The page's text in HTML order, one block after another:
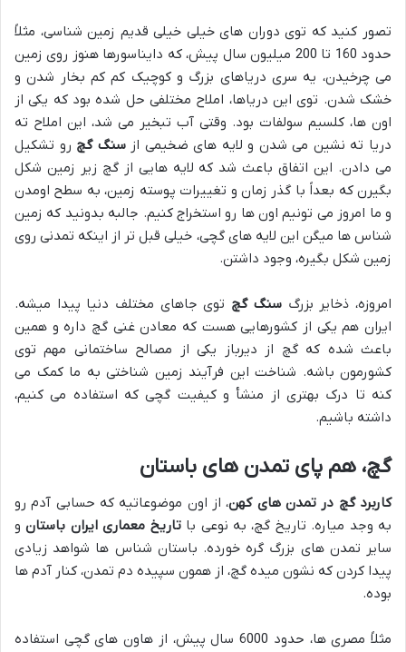
تصور کنید که توی دوران های خیلی خیلی قدیم زمین شناسی، مثلاً
حدود 160 تا 200 میلیون سال پیش، که دایناسورها هنوز روی زمین
می چرخیدن، یه سری دریاهای بزرگ و کوچیک کم کم بخار شدن و
خشک شدن. توی این دریاها، املاح مختلفی حل شده بود که یکی از
اون ها، کلسیم سولفات بود. وقتی آب تبخیر می شد، این املاح ته
دریا ته نشین می شدن و لایه های ضخیمی ازسنگ گچ رو تشکیل
می دادن. این اتفاق باعث شد که لایه هایی از گچ زیر زمین شکل
بگیرن که بعداً با گذر زمان و تغییرات پوسته زمین، به سطح اومدن
و ما امروز می تونیم اون ها رو استخراج کنیم. جالبه بدونید که زمین
شناس ها میگن این لایه های گچی، خیلی قبل تر از اینکه تمدنی روی
زمین شکل بگیره، وجود داشتن.
امروزه، ذخایر بزرگسنگ گچ توی جاهای مختلف دنیا پیدا میشه.
ایران هم یکی از کشورهایی هست که معادن غنی گچ داره و همین
باعث شده که گچ از دیرباز یکی از مصالح ساختمانی مهم توی
کشورمون باشه. شناخت این فرآیند زمین شناختی به ما کمک می
کنه تا درک بهتری از منشأ و کیفیت گچی که استفاده می کنیم،
داشته باشیم.
گچ، هم پای تمدن های باستان
کاربرد گچ در تمدن های کهن، از اون موضوعاتیه که حسابی آدم رو
به وجد میاره. تاریخ گچ، به نوعی باتاریخ معماری ایران باستانو
سایر تمدن های بزرگ گره خورده. باستان شناس ها شواهد زیادی
پیدا کردن که نشون میده گچ، از همون سپیده دم تمدن، کنار آدم ها
بوده.
مثلاً مصری ها، حدود 6000 سال پیش، از هاون های گچی استفاده